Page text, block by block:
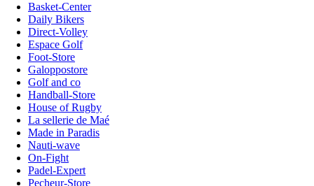
Basket-Center
Daily Bikers
Direct-Volley
Espace Golf
Foot-Store
Galoppostore
Golf and co
Handball-Store
House of Rugby
La sellerie de Maé
Made in Paradis
Nauti-wave
On-Fight
Padel-Expert
Pecheur-Store